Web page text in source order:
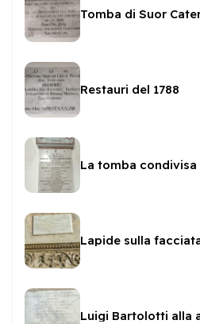
Restauri del 1788
La tomba condivisa